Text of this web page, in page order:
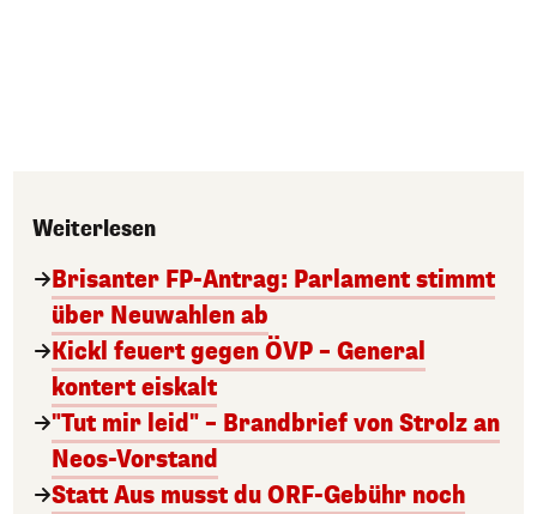
Weiterlesen
Brisanter FP-Antrag: Parlament stimmt
über Neuwahlen ab
Kickl feuert gegen ÖVP – General
kontert eiskalt
"Tut mir leid" – Brandbrief von Strolz an
Neos-Vorstand
Statt Aus musst du ORF-Gebühr noch